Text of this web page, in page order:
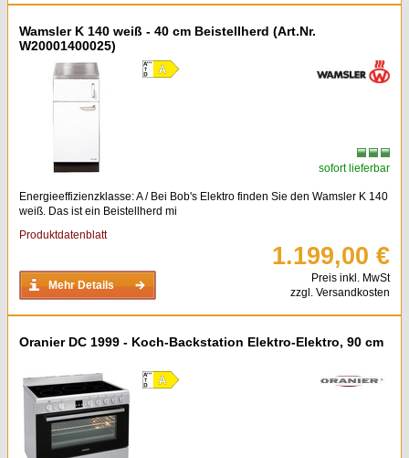
Wamsler K 140 weiß - 40 cm Beistellherd (Art.Nr.
W20001400025)
sofort lieferbar
Energieeffizienzklasse: A / Bei Bob's Elektro finden Sie den Wamsler K 140
weiß. Das ist ein Beistellherd mi
Produktdatenblatt
Mehr Details
1.199,00 €
Preis inkl. MwSt
zzgl. Versandkosten
Oranier DC 1999 - Koch-Backstation Elektro-Elektro, 90 cm